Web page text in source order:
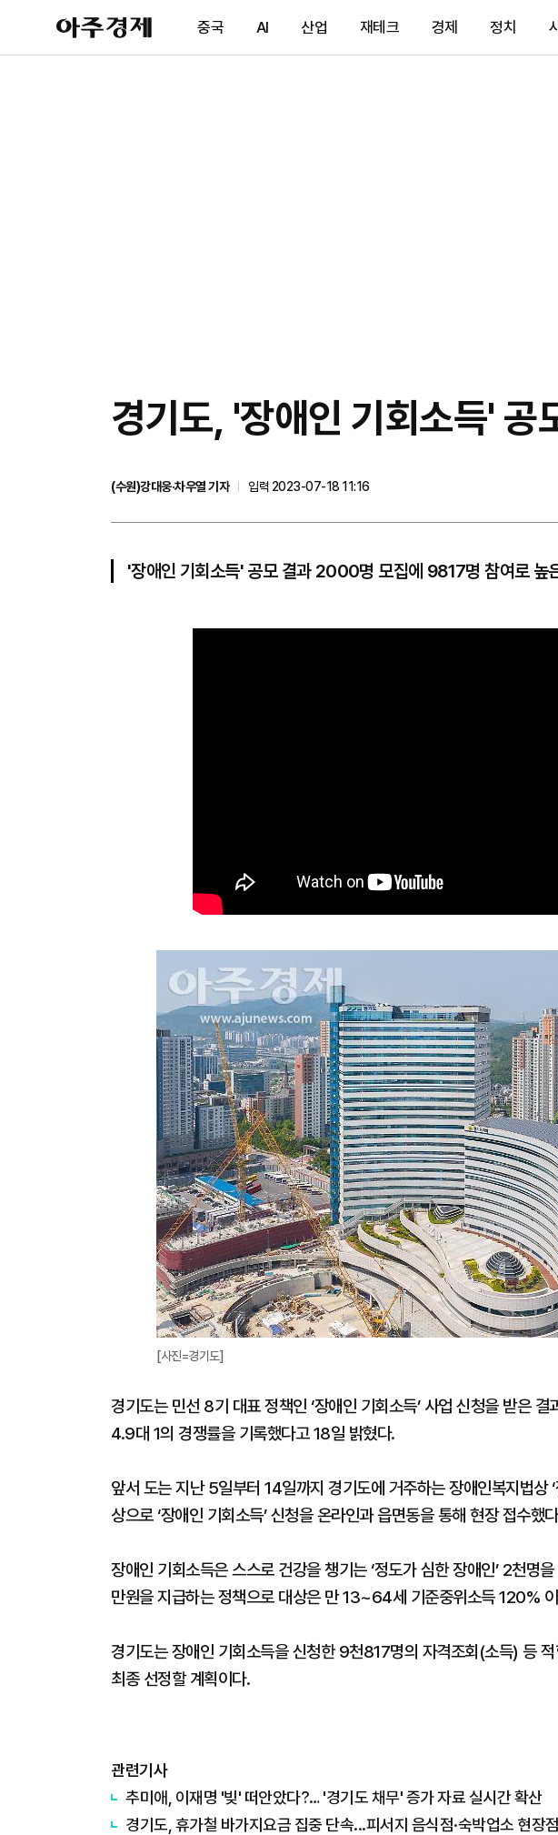
아
주
제
중국 AI 산업 재테크 경제 정치
경기도, '장애인 기회소득'
(수원)강대웅·차우열 기자
입력 2023-07-18 11:16
'장애인 기회소득' 공모 결과 2000명 모집에 9817명 참여로 높
[사진=경기도]
경기도는 민선 8기 대표 정책인 ‘장애인 기회소득’ 사업 신청을 받은
4.9대 1의 경쟁률을 기록했다고 18일 밝혔다.
앞서 도는 지난 5일부터 14일까지 경기도에 거주하는 장애인복지법상
상으로 ‘장애인 기회소득’ 신청을 온라인과 읍면동을 통해 현장 접수했
장애인 기회소득은 스스로 건강을 챙기는 ‘정도가 심한 장애인’ 2천
만원을 지급하는 정책으로 대상은 만 13~64세 기준중위소득 120%
경기도는 장애인 기회소득을 신청한 9천817명의 자격조회(소득) 등
최종 선정할 계획이다.
관련기사
추미애, 이재명 '빚' 떠안았다?… '경기도 채무' 증가 자료 실시간 확산
경기도, 휴가철 바가지요금 집중 단속...피서지 음식점·숙박업소 현장